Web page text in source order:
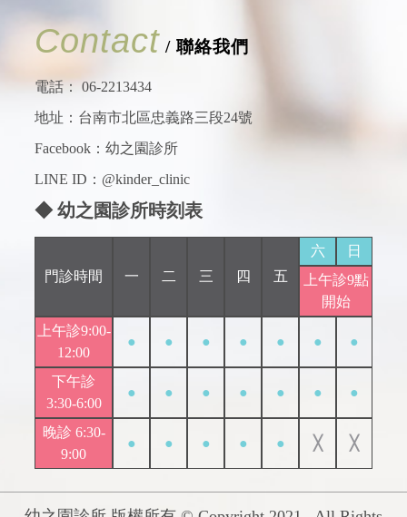
Contact / 聯絡我們
電話：
06-2213434
地址：台南市北區忠義路三段24號
Facebook： 幼之園診所
LINE ID：@kinder_clinic
◆ 幼之園診所時刻表
門診時間 一 二 三 四 五
六
日
上午診9點
開始
上午診9:00-
12:00
● ● ● ● ● ● ●
下午診
3:30-6:00
● ● ● ● ● ● ●
晚診 6:30-
9:00
● ● ● ● ● ╳ ╳